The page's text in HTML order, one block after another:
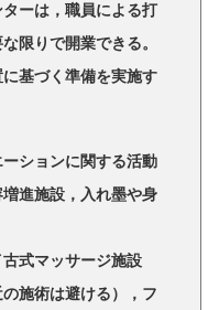
ターは，職員による打
限りで開業できる。
基づく準備を実施す
ーションに関する活動
増進施設，入れ墨や身
古式マッサージ施設
の施術は避ける），フ